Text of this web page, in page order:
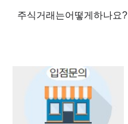
주식거래는어떻게하나요?